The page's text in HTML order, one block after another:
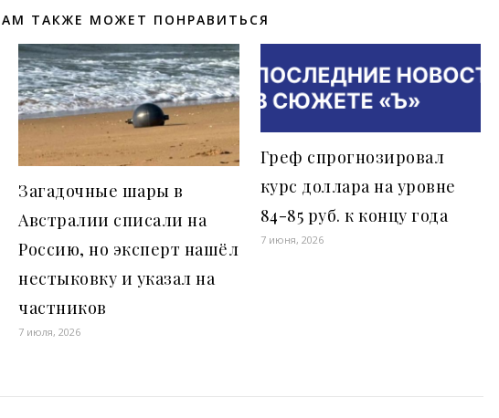
ТАКЖЕ МОЖЕТ ПОНРАВИТЬСЯ
Загадочные шары в
Австралии списали на
Россию, но эксперт нашёл
нестыковку и указал на
частников
7 июля, 2026
Греф спрогнозировал
курс доллара на уровне
84-85 руб. к концу года
7 июня, 2026